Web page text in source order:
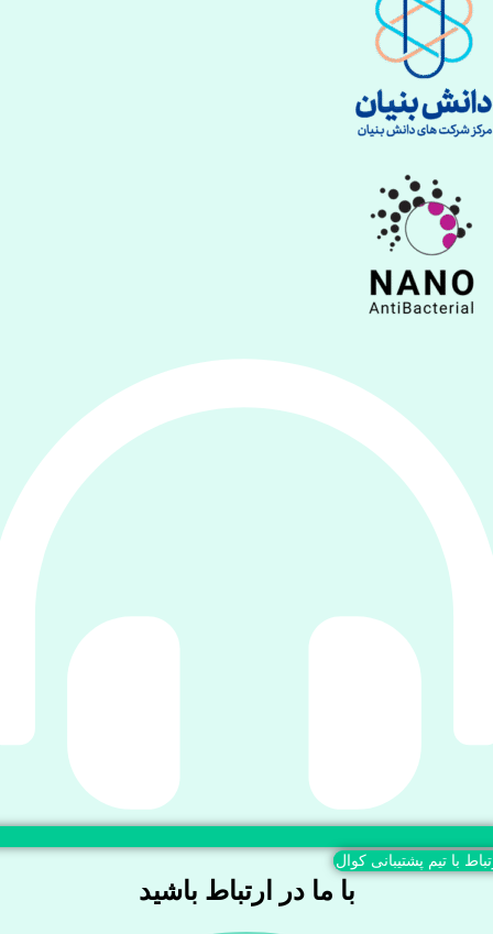
با تیم پشتیبانی کوال
با ما در ارتباط باشید